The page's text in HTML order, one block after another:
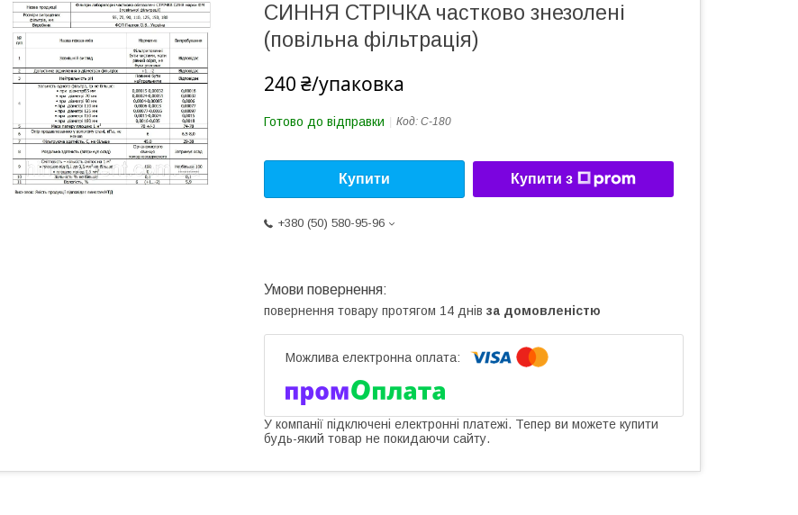
СИННЯ СТРІЧКА частково знезолені
(повільна фільтрація)
240 ₴/упаковка
Готово до відправки Код: С-180
Купити Купити з
+380 (50) 580-95-96
повернення товару протягом 14 днів за домовленістю
У компанії підключені електронні платежі. Тепер ви можете купити
будь-який товар не покидаючи сайту.